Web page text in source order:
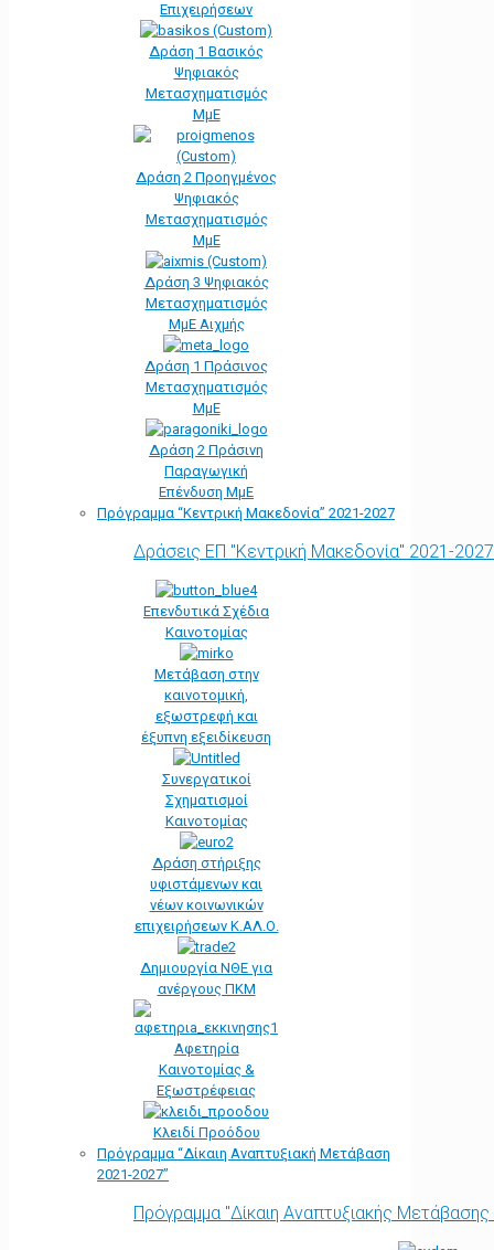
Επιχειρήσεων
Δράση 1 Βασικός
Ψηφιακός
Μετασχηματισμός
ΜμΕ
Δράση 2 Προηγμένος
Ψηφιακός
Μετασχηματισμός
ΜμΕ
Δράση 3 Ψηφιακός
Μετασχηματισμός
ΜμΕ Αιχμής
Δράση 1 Πράσινος
Μετασχηματισμός
ΜμΕ
Δράση 2 Πράσινη
Παραγωγική
Επένδυση ΜμΕ
Πρόγραμμα “Κεντρική Μακεδονία” 2021-2027
Δράσεις ΕΠ "Κεντρική Μακεδονία" 2021-2027
Επενδυτικά Σχέδια
Καινοτομίας
Μετάβαση στην
καινοτομική,
εξωστρεφή και
έξυπνη εξειδίκευση
Συνεργατικοί
Σχηματισμοί
Καινοτομίας
Δράση στήριξης
υφιστάμενων και
νέων κοινωνικών
επιχειρήσεων Κ.ΑΛ.Ο.
Δημιουργία ΝΘΕ για
ανέργους ΠΚΜ
Αφετηρία
Kαινοτομίας &
Εξωστρέφειας
Κλειδί Προόδου
Πρόγραμμα “Δίκαιη Αναπτυξιακή Μετάβαση
2021-2027”
Πρόγραμμα "Δίκαιη Αναπτυξιακής